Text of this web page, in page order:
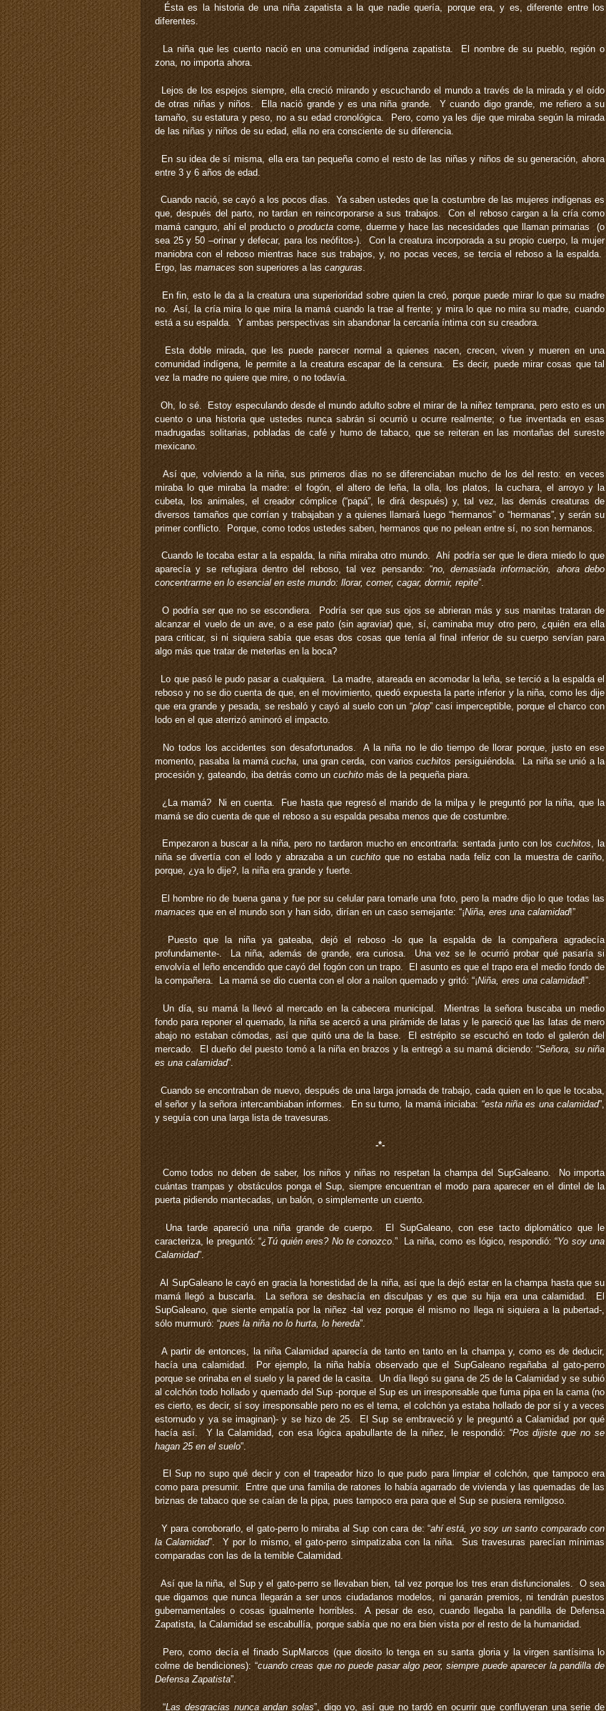
Ésta es la historia de una niña zapatista a la que nadie quería, porque era, y es, diferente entre los
diferentes.
La niña que les cuento nació en una comunidad indígena zapatista. El nombre de su pueblo, región o
zona, no importa ahora.
Lejos de los espejos siempre, ella creció mirando y escuchando el mundo a través de la mirada y el oído
de otras niñas y niños. Ella nació grande y es una niña grande. Y cuando digo grande, me refiero a su
tamaño, su estatura y peso, no a su edad cronológica. Pero, como ya les dije que miraba según la mirada
de las niñas y niños de su edad, ella no era consciente de su diferencia.
En su idea de sí misma, ella era tan pequeña como el resto de las niñas y niños de su generación, ahora
entre 3 y 6 años de edad.
Cuando nació, se cayó a los pocos días. Ya saben ustedes que la costumbre de las mujeres indígenas es
que, después del parto, no tardan en reincorporarse a sus trabajos. Con el reboso cargan a la cría como
mamá canguro, ahí el producto o productacome, duerme y hace las necesidades que llaman primarias (o
sea 25 y 50 –orinar y defecar, para los neófitos-). Con la creatura incorporada a su propio cuerpo, la mujer
maniobra con el reboso mientras hace sus trabajos, y, no pocas veces, se tercia el reboso a la espalda.
Ergo, las mamacesson superiores a las canguras.
En fin, esto le da a la creatura una superioridad sobre quien la creó, porque puede mirar lo que su madre
no. Así, la cría mira lo que mira la mamá cuando la trae al frente; y mira lo que no mira su madre, cuando
está a su espalda. Y ambas perspectivas sin abandonar la cercanía íntima con su creadora.
Esta doble mirada, que les puede parecer normal a quienes nacen, crecen, viven y mueren en una
comunidad indígena, le permite a la creatura escapar de la censura. Es decir, puede mirar cosas que tal
vez la madre no quiere que mire, o no todavía.
Oh, lo sé. Estoy especulando desde el mundo adulto sobre el mirar de la niñez temprana, pero esto es un
cuento o una historia que ustedes nunca sabrán si ocurrió u ocurre realmente; o fue inventada en esas
madrugadas solitarias, pobladas de café y humo de tabaco, que se reiteran en las montañas del sureste
mexicano.
Así que, volviendo a la niña, sus primeros días no se diferenciaban mucho de los del resto: en veces
miraba lo que miraba la madre: el fogón, el altero de leña, la olla, los platos, la cuchara, el arroyo y la
cubeta, los animales, el creador cómplice (“papá”, le dirá después) y, tal vez, las demás creaturas de
diversos tamaños que corrían y trabajaban y a quienes llamará luego “hermanos” o “hermanas”, y serán su
primer conflicto. Porque, como todos ustedes saben, hermanos que no pelean entre sí, no son hermanos.
Cuando le tocaba estar a la espalda, la niña miraba otro mundo. Ahí podría ser que le diera miedo lo que
aparecía y se refugiara dentro del reboso, tal vez pensando: “no, demasiada información, ahora debo
concentrarme en lo esencial en este mundo: llorar, comer, cagar, dormir, repite”.
O podría ser que no se escondiera. Podría ser que sus ojos se abrieran más y sus manitas trataran de
alcanzar el vuelo de un ave, o a ese pato (sin agraviar) que, sí, caminaba muy otro pero, ¿quién era ella
para criticar, si ni siquiera sabía que esas dos cosas que tenía al final inferior de su cuerpo servían para
algo más que tratar de meterlas en la boca?
Lo que pasó le pudo pasar a cualquiera. La madre, atareada en acomodar la leña, se terció a la espalda el
reboso y no se dio cuenta de que, en el movimiento, quedó expuesta la parte inferior y la niña, como les dije
que era grande y pesada, se resbaló y cayó al suelo con un “plop” casi imperceptible, porque el charco con
lodo en el que aterrizó aminoró el impacto.
No todos los accidentes son desafortunados. A la niña no le dio tiempo de llorar porque, justo en ese
momento, pasaba la mamácucha, una gran cerda, con varioscuchitos persiguiéndola. La niña se unió a la
procesión y, gateando, iba detrás como un cuchito más de la pequeña piara.
¿La mamá? Ni en cuenta. Fue hasta que regresó el marido de la milpa y le preguntó por la niña, que la
mamá se dio cuenta de que el reboso a su espalda pesaba menos que de costumbre.
Empezaron a buscar a la niña, pero no tardaron mucho en encontrarla: sentada junto con loscuchitos, la
niña se divertía con el lodo y abrazaba a un cuchito que no estaba nada feliz con la muestra de cariño,
porque, ¿ya lo dije?, la niña era grande y fuerte.
El hombre rio de buena gana y fue por su celular para tomarle una foto, pero la madre dijo lo que todas las
mamaces que en el mundo son y han sido, dirían en un caso semejante: “¡Niña, eres una calamidad!”
Puesto que la niña ya gateaba, dejó el reboso -lo que la espalda de la compañera agradecía
profundamente-. La niña, además de grande, era curiosa. Una vez se le ocurrió probar qué pasaría si
envolvía el leño encendido que cayó del fogón con un trapo. El asunto es que el trapo era el medio fondo de
la compañera. La mamá se dio cuenta con el olor a nailon quemado y gritó: “¡Niña, eres una calamidad!”.
Un día, su mamá la llevó al mercado en la cabecera municipal. Mientras la señora buscaba un medio
fondo para reponer el quemado, la niña se acercó a una pirámide de latas y le pareció que las latas de mero
abajo no estaban cómodas, así que quitó una de la base. El estrépito se escuchó en todo el galerón del
mercado. El dueño del puesto tomó a la niña en brazos y la entregó a su mamá diciendo: “Señora, su niña
es una calamidad”.
Cuando se encontraban de nuevo, después de una larga jornada de trabajo, cada quien en lo que le tocaba,
el señor y la señora intercambiaban informes. En su turno, la mamá iniciaba: “esta niña es una calamidad”,
y seguía con una larga lista de travesuras.
-*-
Como todos no deben de saber, los niños y niñas no respetan la champa del SupGaleano. No importa
cuántas trampas y obstáculos ponga el Sup, siempre encuentran el modo para aparecer en el dintel de la
puerta pidiendo mantecadas, un balón, o simplemente un cuento.
Una tarde apareció una niña grande de cuerpo. El SupGaleano, con ese tacto diplomático que le
caracteriza, le preguntó: “¿Tú quién eres? No te conozco.” La niña, como es lógico, respondió: “Yo soy una
Calamidad”.
Al SupGaleano le cayó en gracia la honestidad de la niña, así que la dejó estar en la champa hasta que su
mamá llegó a buscarla. La señora se deshacía en disculpas y es que su hija era una calamidad. El
SupGaleano, que siente empatía por la niñez -tal vez porque él mismo no llega ni siquiera a la pubertad-,
sólo murmuró: “pues la niña no lo hurta, lo hereda”.
A partir de entonces, la niña Calamidad aparecía de tanto en tanto en la champa y, como es de deducir,
hacía una calamidad. Por ejemplo, la niña había observado que el SupGaleano regañaba al gato-perro
porque se orinaba en el suelo y la pared de la casita. Un día llegó su gana de 25 de la Calamidad y se subió
al colchón todo hollado y quemado del Sup -porque el Sup es un irresponsable que fuma pipa en la cama (no
es cierto, es decir, sí soy irresponsable pero no es el tema, el colchón ya estaba hollado de por sí y a veces
estornudo y ya se imaginan)- y se hizo de 25. El Sup se embraveció y le preguntó a Calamidad por qué
hacía así. Y la Calamidad, con esa lógica apabullante de la niñez, le respondió: “Pos dijiste que no se
hagan 25 en el suelo”.
El Sup no supo qué decir y con el trapeador hizo lo que pudo para limpiar el colchón, que tampoco era
como para presumir. Entre que una familia de ratones lo había agarrado de vivienda y las quemadas de las
briznas de tabaco que se caían de la pipa, pues tampoco era para que el Sup se pusiera remilgoso.
Y para corroborarlo, el gato-perro lo miraba al Sup con cara de: “ahí está, yo soy un santo comparado con
la Calamidad”. Y por lo mismo, el gato-perro simpatizaba con la niña. Sus travesuras parecían mínimas
comparadas con las de la temible Calamidad.
Así que la niña, el Sup y el gato-perro se llevaban bien, tal vez porque los tres eran disfuncionales. O sea
que digamos que nunca llegarán a ser unos ciudadanos modelos, ni ganarán premios, ni tendrán puestos
gubernamentales o cosas igualmente horribles. A pesar de eso, cuando llegaba la pandilla de Defensa
Zapatista, la Calamidad se escabullía, porque sabía que no era bien vista por el resto de la humanidad.
Pero, como decía el finado SupMarcos (que diosito lo tenga en su santa gloria y la virgen santísima lo
colme de bendiciones): “cuando creas que no puede pasar algo peor, siempre puede aparecer la pandilla de
Defensa Zapatista”.
“Las desgracias nunca andan solas”, digo yo, así que no tardó en ocurrir que confluyeran una serie de